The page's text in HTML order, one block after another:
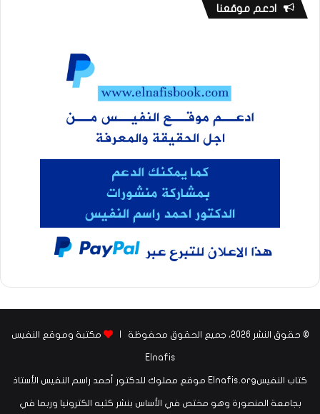
ادعم موقعنا
© حقوق النشر 2026، جميع الحقوق محفوظة | مكتبة وموقع النفيس
Elnafis
كتاب النفيسElnafis.org موقع مملوك للدكتور أحمد راسم النفيس الأستاذ
بجامعة المنصورة وهو مختص في الأساس بنشر كتبه الكترونيا وربما في